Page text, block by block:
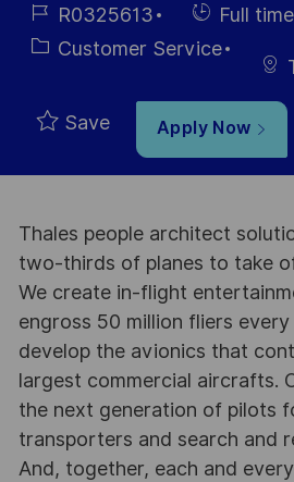
Date
Job R0325613
Hiring
Type
Full time
Category
Customer Service
Save Apply Now
Thales people architect
two-thirds of planes to take
We create in-flight
engross 50 million fliers
develop the avionics that
largest commercial aircrafts.
the next generation of pilots
transporters and search and
And, together, each and